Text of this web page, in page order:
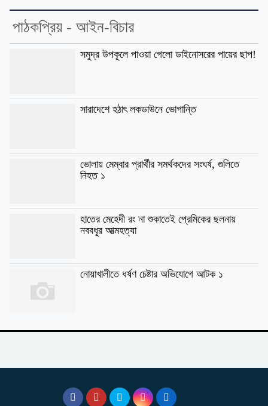
পাঠকপ্রিয় - আইন-বিচার
সমুদ্র উপকূলে পাওয়া গেলো ডাইনোসরের পায়ের ছাপ!
সারাদেশে হঠাৎ লকডাউনে ভোগান্তি
ভোলায় মেম্বার প্রার্থীর সমর্থকদের সংঘর্ষ, গুলিতে
নিহত ১
হাতের মেহেদী রং না শুকাতেই প্রেমিকের ছলনায়
নববধূর আত্মহত্যা
নোয়াখালীতে ধর্ষণ চেষ্টার অভিযোগে আটক ১